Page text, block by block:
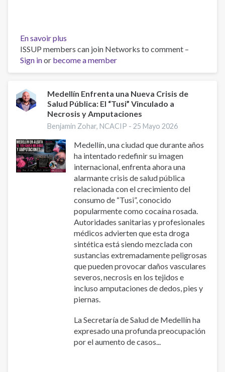
En savoir plus
Medellín
Face
à
Nouvelle
Crise
de
Santé
Le
Tusi
Lié
des
Cas
de
Nécrose
d’Amputations
ISSUP members can join Networks to comment –
Sign inor become a member
Medellín Enfrenta una Nueva Crisis de
Salud Pública: El “Tusi” Vinculado a
Necrosis y Amputaciones
Benjamin Zohar, NCACIP -25 Mayo 2026
Medellín, una ciudad que durante años
ha intentado redefinir su imagen
internacional, enfrenta ahora una
alarmante crisis de salud pública
relacionada con el crecimiento del
consumo de “Tusi”, conocido
popularmente como cocaína rosada.
Autoridades sanitarias y profesionales
médicos advierten que esta droga
sintética está siendo mezclada con
sustancias extremadamente peligrosas
que pueden provocar daños vasculares
severos, necrosis en los tejidos e
incluso amputaciones de dedos, pies y
piernas.
La Secretaría de Salud de Medellín ha
expresado una profunda preocupación
por el aumento de casos...